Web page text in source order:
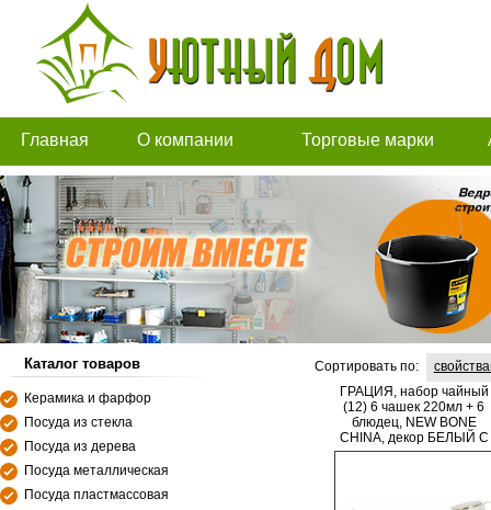
Главная О компании Торговые марки
Каталог товаров
Керамика и фарфор
Посуда из стекла
Посуда из дерева
Посуда металлическая
Посуда пластмассовая
Сортировать по:
ГРАЦИЯ, набор чайный
(12) 6 чашек 220мл + 6
блюдец, NEW BONE
CHINA, декор БЕЛЫЙ С
ЗОЛОТОМ, квадратная